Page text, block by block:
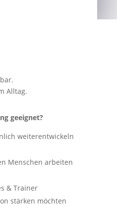
Alltag.
geeignet?
weiterentwickeln
Menschen arbeiten
& Trainer
stärken möchten